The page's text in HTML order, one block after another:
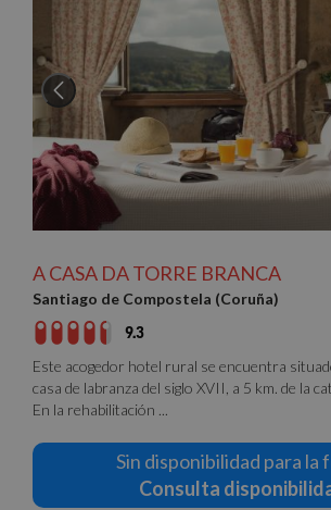
A CASA DA TORRE BRANCA
Santiago de Compostela (Coruña)
9.3
Este acogedor hotel rural se encuentra
casa de labranza del siglo XVII, a 5 km. de la
En la rehabilitación ...
Sin disponibilidad para la
Consulta